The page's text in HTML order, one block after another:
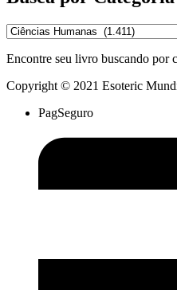
Encontre seu livro buscando por
Copyright © 2021 Esoteric
PagSeguro